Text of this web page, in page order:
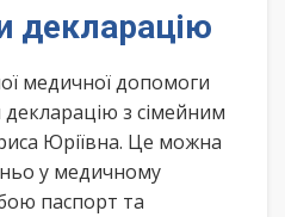
декларацію
медичної допомоги
декларацію з сімейним
Юріївна. Це можна
у медичному
паспорт та